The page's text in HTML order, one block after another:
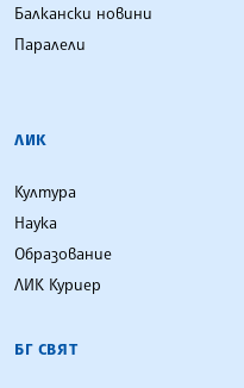
Балкански новини
Паралели
ЛИК
Култура
Наука
Образование
ЛИК Куриер
БГ СВЯТ